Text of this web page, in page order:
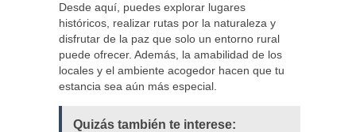
Desde aquí, puedes explorar lugares
históricos, realizar rutas por la naturaleza y
disfrutar de la paz que solo un entorno rural
puede ofrecer. Además, la amabilidad de los
locales y el ambiente acogedor hacen que tu
estancia sea aún más especial.
Quizás también te interese: